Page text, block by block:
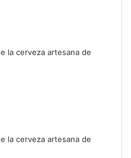
la cerveza artesana de
la cerveza artesana de